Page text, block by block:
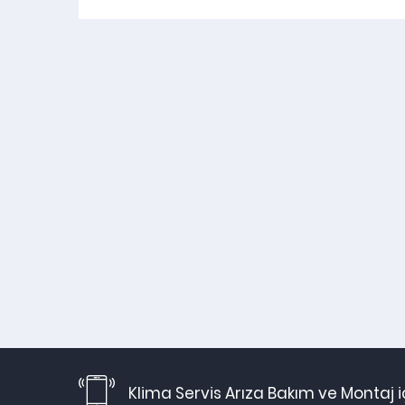
Klima Servis Arıza Bakım ve Montaj